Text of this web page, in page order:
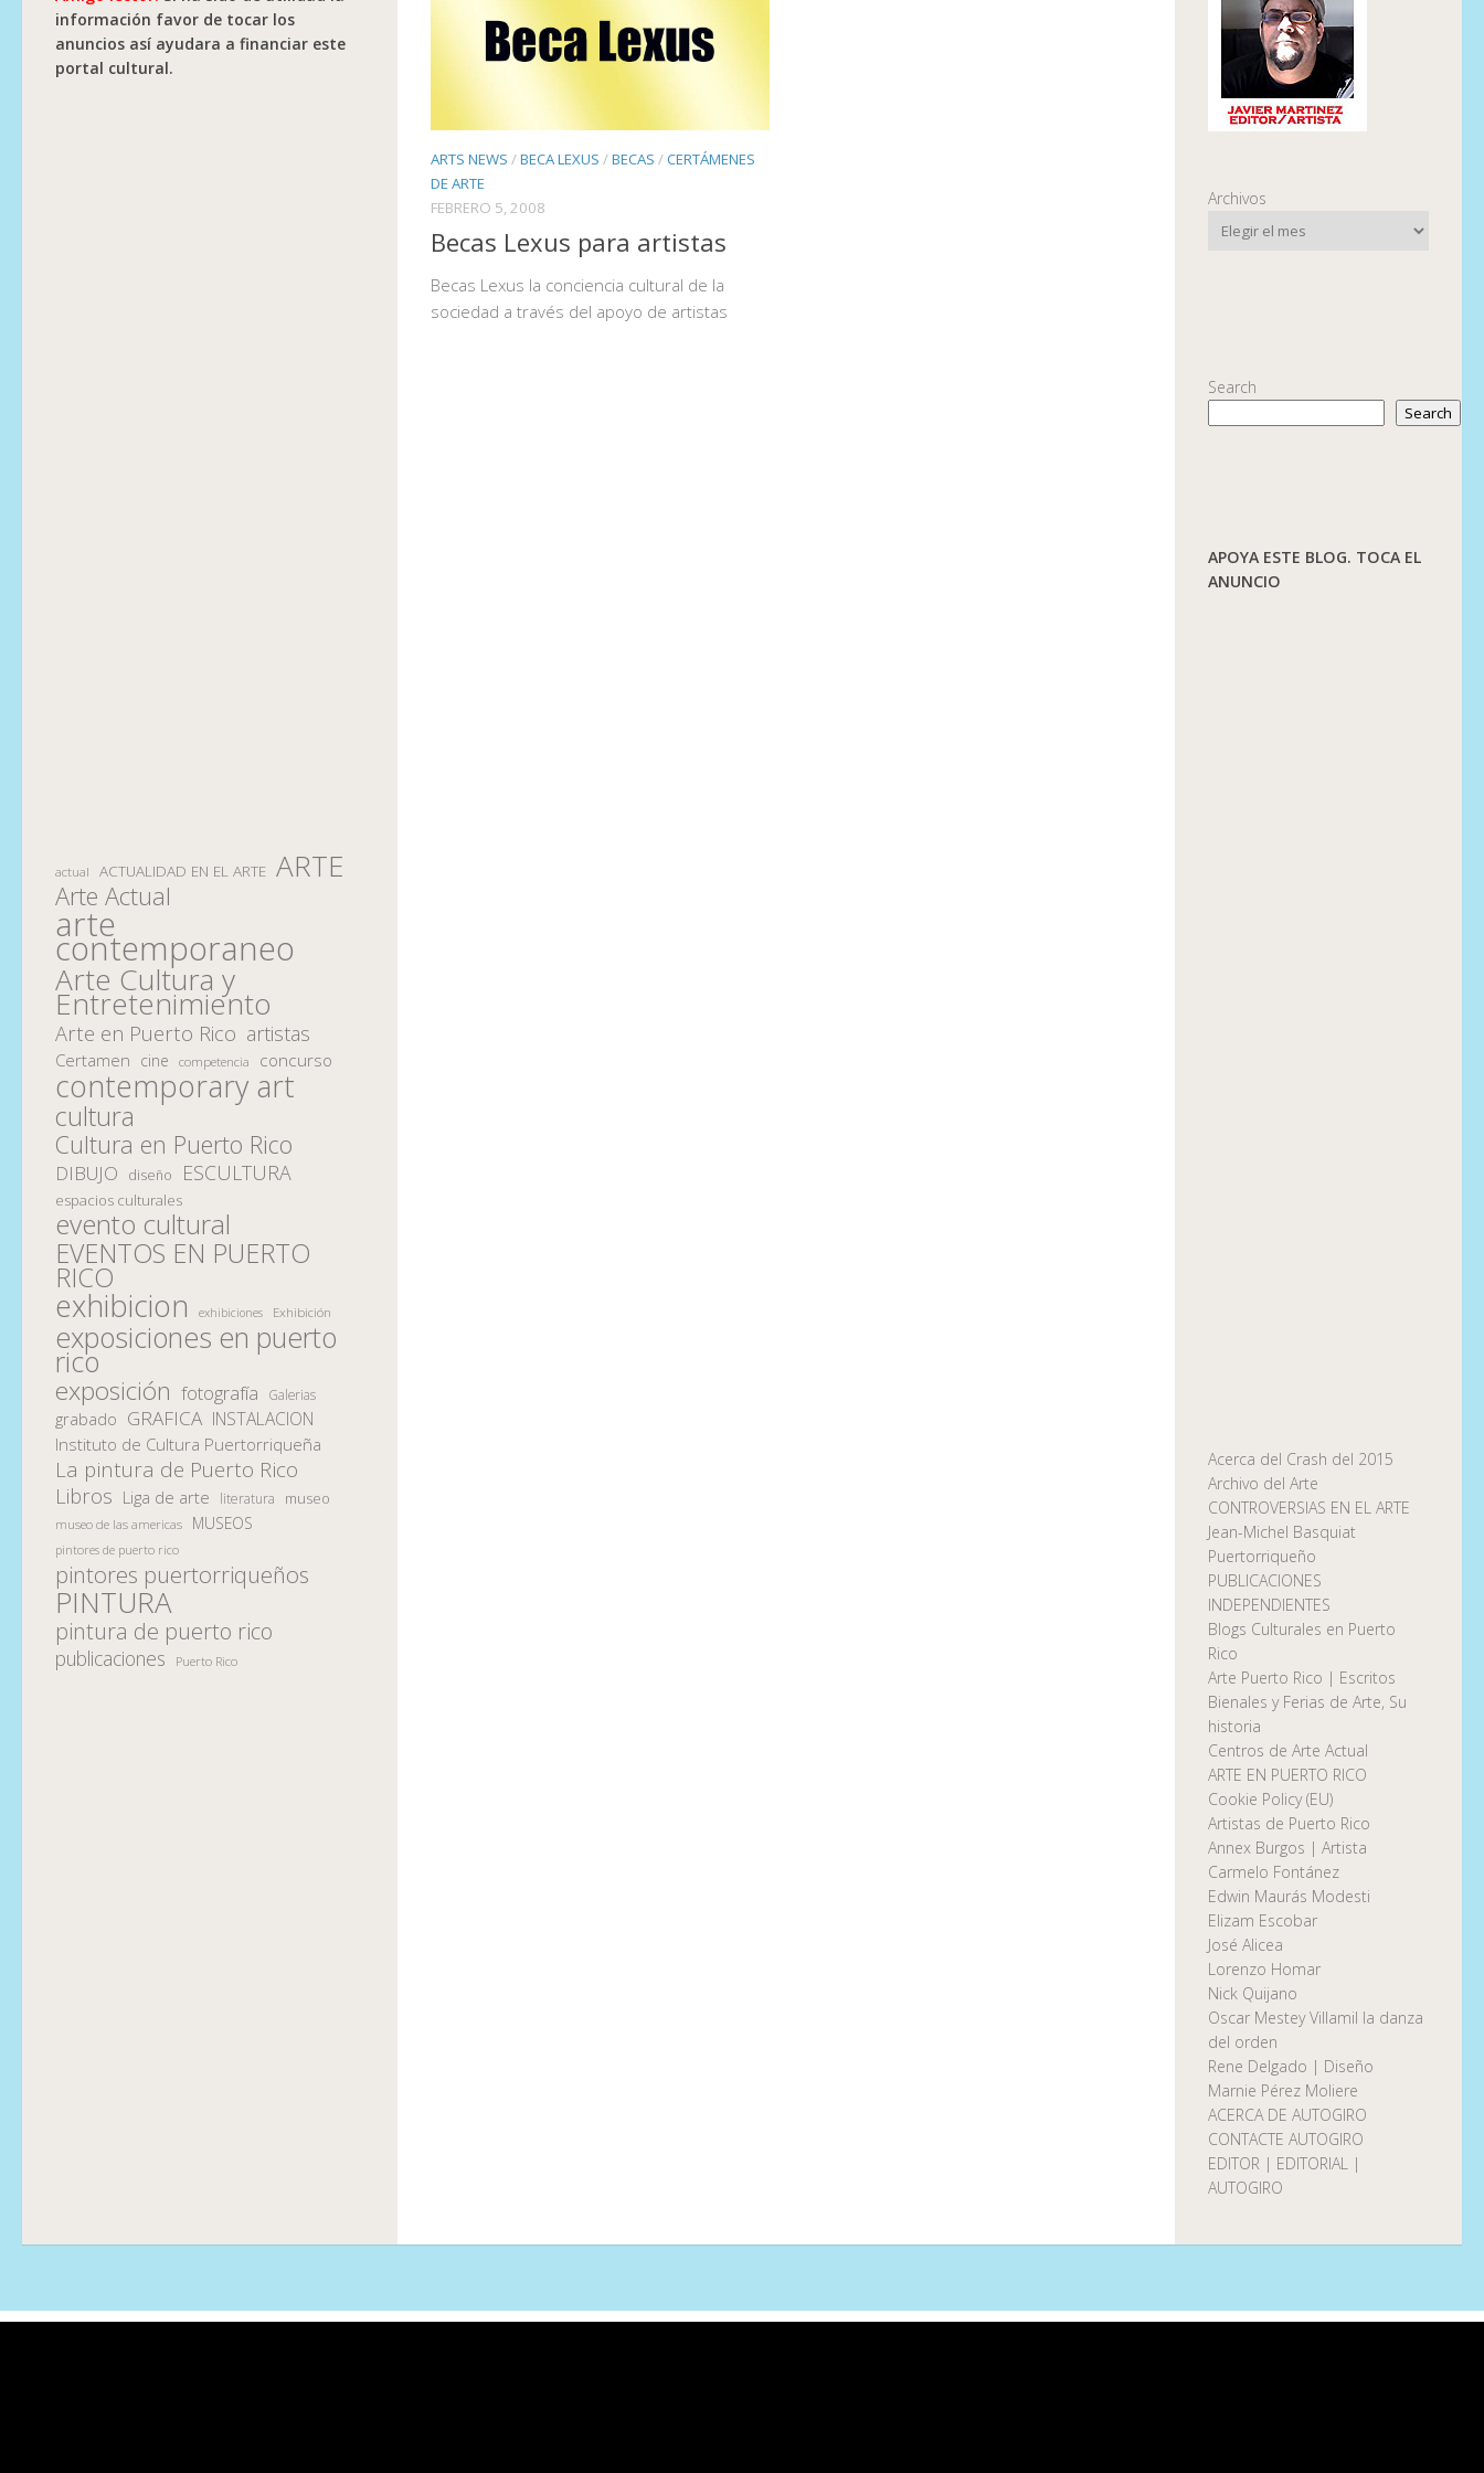
ARTS NEWS /BECA LEXUS /BECAS /CERTÁMENES
DE ARTE
FEBRERO 5, 2008
Becas Lexus para artistas
Becas Lexus la conciencia cultural de la
sociedad a través del apoyo de artistas
información favor de tocar los
anuncios así ayudara a financiar este
portal cultural.
actual ACTUALIDAD EN EL ARTE ARTE
Arte Actual
arte
contemporaneo
Arte Cultura y
Entretenimiento
Arte en Puerto Rico artistas
Certamen cine competencia concurso
contemporary art
cultura
Cultura en Puerto Rico
DIBUJO diseño ESCULTURA
espacios culturales
evento cultural
EVENTOS EN PUERTO
RICO
exhibicion exhibiciones Exhibición
exposiciones en puerto
rico
exposición fotografía Galerias
grabado GRAFICA INSTALACION
Instituto de Cultura Puertorriqueña
La pintura de Puerto Rico
Libros Liga de arte literatura museo
museo de las americas MUSEOS
pintores de puerto rico
pintores puertorriqueños
PINTURA
pintura de puerto rico
publicaciones Puerto Rico
Archivos
Search
Search
APOYA ESTE BLOG. TOCA EL
ANUNCIO
Acerca del Crash del 2015
Archivo del Arte
CONTROVERSIAS EN EL ARTE
Jean-Michel Basquiat
Puertorriqueño
PUBLICACIONES
INDEPENDIENTES
Blogs Culturales en Puerto
Rico
Arte Puerto Rico | Escritos
Bienales y Ferias de Arte, Su
historia
Centros de Arte Actual
ARTE EN PUERTO RICO
Cookie Policy (EU)
Artistas de Puerto Rico
Annex Burgos | Artista
Carmelo Fontánez
Edwin Maurás Modesti
Elizam Escobar
José Alicea
Lorenzo Homar
Nick Quijano
Oscar Mestey Villamil la danza
del orden
Rene Delgado | Diseño
Marnie Pérez Moliere
ACERCA DE AUTOGIRO
CONTACTE AUTOGIRO
EDITOR | EDITORIAL |
AUTOGIRO